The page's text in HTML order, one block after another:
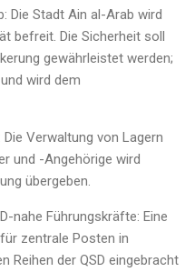
Die Stadt Ain al-Arab wird
befreit. Die Sicherheit soll
gewährleistet werden;
wird dem
Verwaltung von Lagern
und -Angehörige wird
übergeben.
nahe Führungskräfte: Eine
zentrale Posten in
Reihen der QSD eingebracht